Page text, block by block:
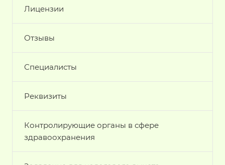
Лицензии
Отзывы
Специалисты
Реквизиты
Контролирующие органы в сфере
здравоохранения